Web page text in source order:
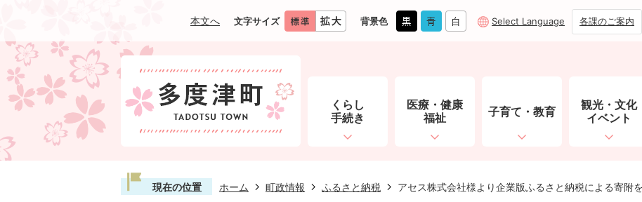
本文へ 文字サイズ 背景色 Select Language 各課のご案内
くらし
手続き
医療・健康
福祉
子育て・教育
観光・文化
イベント
現在の位置 ホーム 町政情報 ふるさと納税 アセス株式会社様より企業版ふるさと納税による寄附